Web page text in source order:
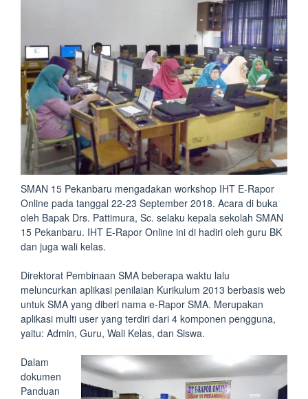
SMAN 15 Pekanbaru mengadakan workshop IHT E-Rapor
Online pada tanggal 22-23 September 2018. Acara di buka
oleh Bapak Drs. Pattimura, Sc. selaku kepala sekolah SMAN
15 Pekanbaru. IHT E-Rapor Online ini di hadiri oleh guru BK
dan juga wali kelas.
Direktorat Pembinaan SMA beberapa waktu lalu
meluncurkan aplikasi penilaian Kurikulum 2013 berbasis web
untuk SMA yang diberi nama e-Rapor SMA. Merupakan
aplikasi multi user yang terdiri dari 4 komponen pengguna,
yaitu: Admin, Guru, Wali Kelas, dan Siswa.
Dalam
dokumen
Panduan